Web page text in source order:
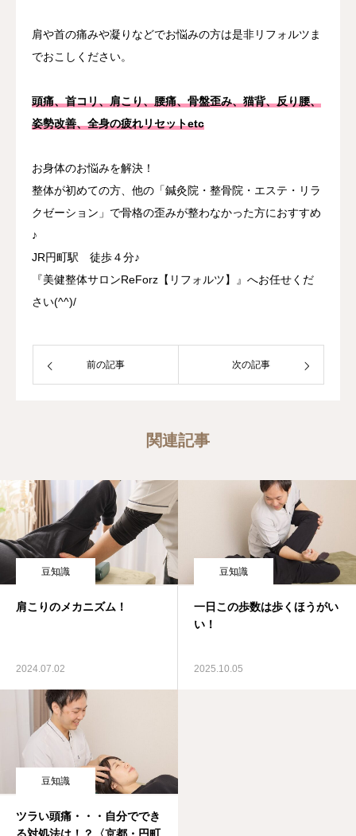
肩や首の痛みや凝りなどでお悩みの方は是非リフォルツま
でおこしください。
頭痛、首コリ、肩こり、腰痛、骨盤歪み、猫背、反り腰、
姿勢改善、全身の疲れリセットetc
お身体のお悩みを解決！
整体が初めての方、他の「鍼灸院・整骨院・エステ・リラ
クゼーション」で骨格の歪みが整わなかった方におすすめ
♪
JR円町駅 徒歩４分♪
『美健整体サロンReForz【リフォルツ】』へお任せくだ
さい(^^)/
前の記事 次の記事
関連記事
豆知識
肩こりのメカニズム！
2024.07.02
豆知識
一日この歩数は歩くほうがい
い！
2025.10.05
豆知識
ツラい頭痛・・・自分ででき
る対処法は！？〈京都・円町